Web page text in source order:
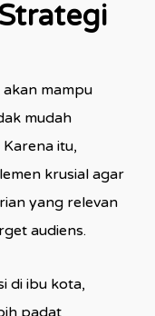
mampu
mudah
itu,
krusial agar
yang relevan
audiens.
di ibu kota,
padat